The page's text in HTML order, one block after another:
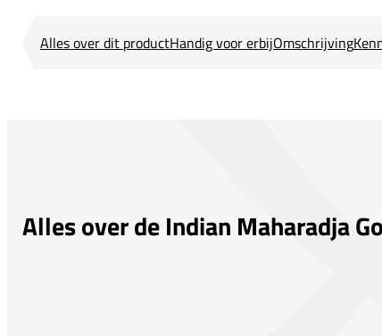
Alles over dit productHandig voor erbijOmschrijving
Alles over de Indian Maharadja